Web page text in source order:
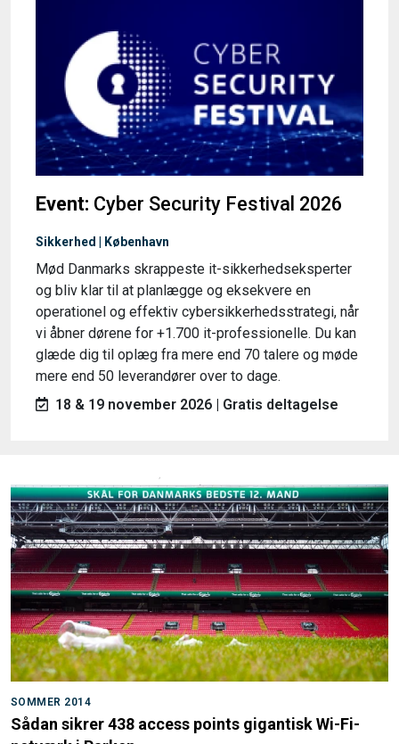
Event: Cyber Security Festival 2026
Sikkerhed | København
Mød Danmarks skrappeste it-sikkerhedseksperter
og bliv klar til at planlægge og eksekvere en
operationel og effektiv cybersikkerhedsstrategi, når
vi åbner dørene for +1.700 it-professionelle. Du kan
glæde dig til oplæg fra mere end 70 talere og møde
mere end 50 leverandører over to dage.
18 & 19 november 2026 | Gratis deltagelse
SOMMER 2014
Sådan sikrer 438 access points gigantisk Wi-Fi-